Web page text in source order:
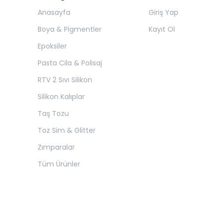
Anasayfa
Boya & Pigmentler
Epoksiler
Pasta Cila & Polisaj
RTV 2 Sıvı Silikon
Silikon Kalıplar
Taş Tozu
Toz Sim & Glitter
Zımparalar
Tüm Ürünler
Giriş Yap
Kayıt Ol